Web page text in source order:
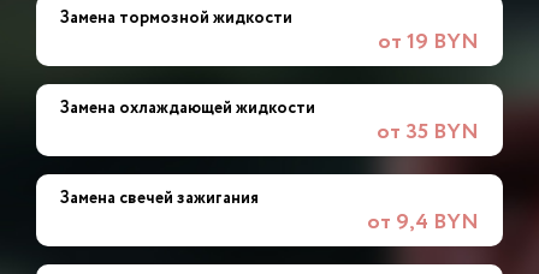
Замена тормозной жидкости
от 19 BYN
Замена охлаждающей жидкости
от 35 BYN
Замена свечей зажигания
от 9,4 BYN